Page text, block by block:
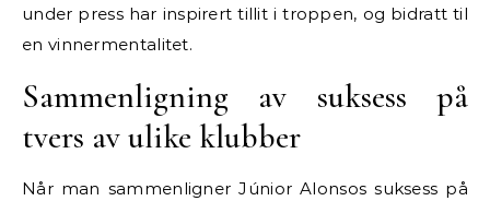
under press har inspirert tillit i troppen, og bidratt til
en vinnermentalitet.
Sammenligning av suksess på
tvers av ulike klubber
Når man sammenligner Júnior Alonsos suksess på